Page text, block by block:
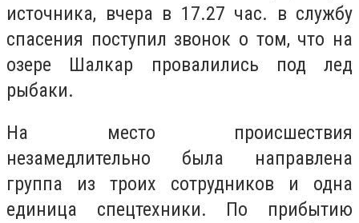
источника, вчера в 17.27 час. в службу
спасения поступил звонок о том, что на
озере Шалкар провалились под лед
рыбаки.
На место происшествия
незамедлительно была направлена
группа из троих сотрудников и одна
единица спецтехники. По прибытию